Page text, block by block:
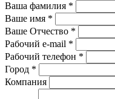
Ваша фамилия *
Ваше имя *
Ваше Отчество *
Рабочий e-mail *
Рабочий телефон *
Город *
Компания